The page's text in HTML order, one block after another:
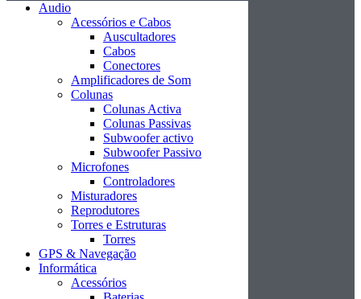
Audio
Acessórios e Cabos
Auscultadores
Cabos
Conectores
Amplificadores de Som
Colunas
Colunas Activa
Colunas Passivas
Subwoofer activo
Subwoofer Passivo
Microfones
Controladores
Misturadores
Reprodutores
Torres e Estruturas
Torres
GPS & Navegação
Informática
Acessórios